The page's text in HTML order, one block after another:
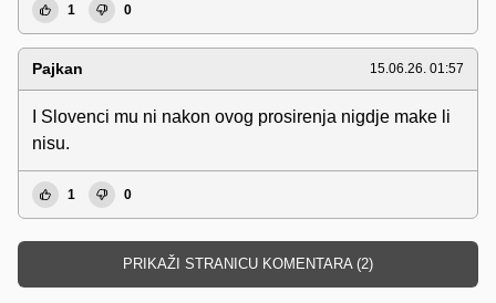
1 0
Pajkan 15.06.26. 01:57
I Slovenci mu ni nakon ovog prosirenja nigdje make li
nisu.
1 0
PRIKAŽI STRANICU KOMENTARA (2)